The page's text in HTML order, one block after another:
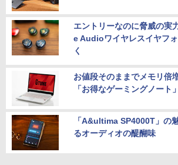
エントリーなのに脅威の実
e Audioワイヤレスイヤフ
く
お値段そのままでメモリ倍
「お得なゲーミングノート」
「A&ultima SP4000T」の
るオーディオの醍醐味